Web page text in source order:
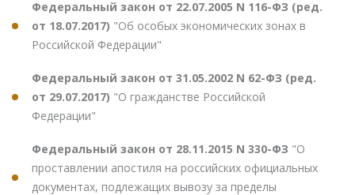
Федеральный закон от 22.07.2005 N 116-ФЗ (ред.
от 18.07.2017) "Об особых экономических зонах в
Российской Федерации"
Федеральный закон от 31.05.2002 N 62-ФЗ (ред.
от 29.07.2017) "О гражданстве Российской
Федерации"
Федеральный закон от 28.11.2015 N 330-ФЗ "О
проставлении апостиля на российских официальных
документах, подлежащих вывозу за пределы